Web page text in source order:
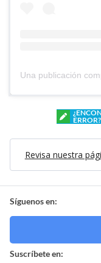
ERROR?
Revisa nuestra
Síguenos en:
Suscríbete en: